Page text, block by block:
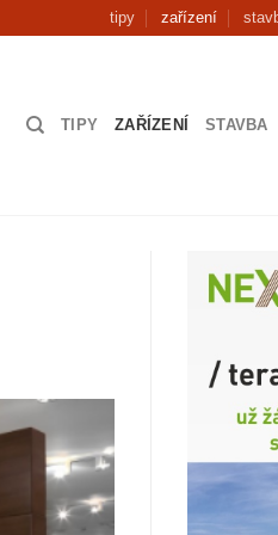
tipy zařízení
TIPY ZAŘÍZENÍ STAVBA